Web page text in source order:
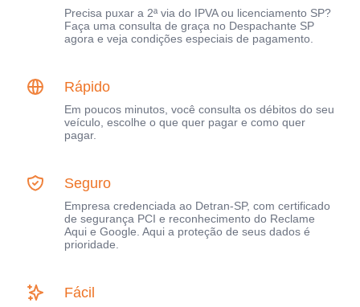
Precisa puxar a 2ª via do IPVA ou licenciamento SP?
Faça uma consulta de graça no Despachante SP
agora e veja condições especiais de pagamento.
Rápido
Em poucos minutos, você consulta os débitos do seu
veículo, escolhe o que quer pagar e como quer
pagar.
Seguro
Empresa credenciada ao Detran-SP, com certificado
de segurança PCI e reconhecimento do Reclame
Aqui e Google. Aqui a proteção de seus dados é
prioridade.
Fácil